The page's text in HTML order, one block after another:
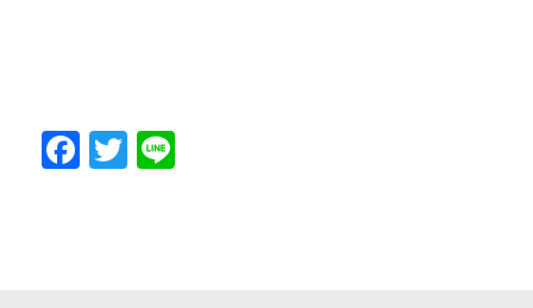
Facebook
Twitter